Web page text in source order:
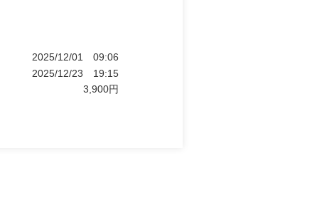
2025/12/01
09:06
2025/12/23
19:15
3,900円